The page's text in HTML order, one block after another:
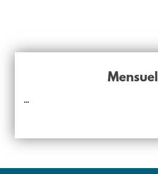
Mensuel
...